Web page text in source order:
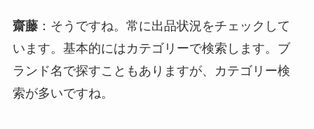
齋藤：そうですね。常に出品状況をチェックして
います。基本的にはカテゴリーで検索します。ブ
ランド名で探すこともありますが、カテゴリー検
索が多いですね。